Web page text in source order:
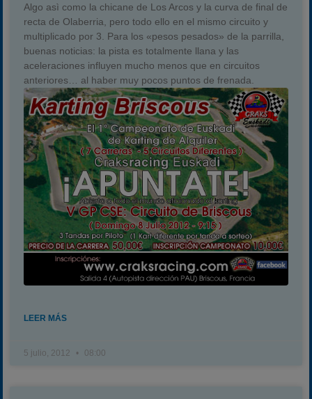
Carreras finalizadas
Campeonato
Temporada 2026
Temporadas anteriores
2020-2021
2022
2023
2024
2025
Estadísticas
Preguntas Frecuentes
Algo asì como la chicane de Los Arcos y la curva de final de
recta de Olaberria, pero todo ello en el mismo circuito y
multiplicado por 3. Para los «pesos pesados» de la parrilla,
buenas noticias: la pista es totalmente llana y las
aceleraciones influyen mucho menos que en circuitos
anteriores… al haber muy pocos puntos de frenada.
LEER MÁS
5 julio, 2012 08:00